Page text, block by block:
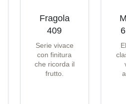
Fragola
409
Serie vivace
con finitura
che ricorda il
frutto.